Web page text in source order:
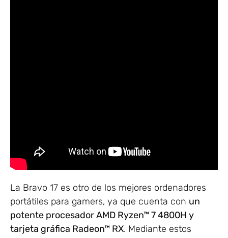
La Bravo 17 es otro de los mejores ordenadores
portátiles para gamers, ya que cuenta con un
potente procesador AMD Ryzen™ 7 4800H y
tarjeta gráfica Radeon™ RX. Mediante estos